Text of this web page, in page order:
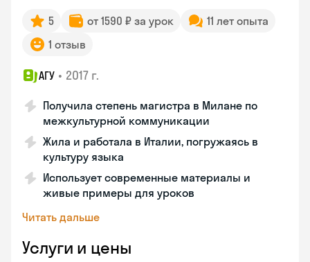
5 от 1590 ₽ за урок
11 лет опыта
1 отзыв
АГУ • 2017 г.
Получила степень магистра в Милане по
межкультурной коммуникации
Жила и работала в Италии, погружаясь в
культуру языка
Использует современные материалы и
живые примеры для уроков
Читать дальше
Услуги и цены